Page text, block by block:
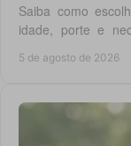
Saiba como
idade, porte e
5 de agosto de 2026